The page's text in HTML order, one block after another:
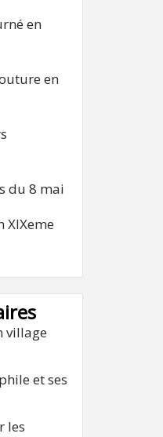
en
en
du 8 mai
village
et ses
les